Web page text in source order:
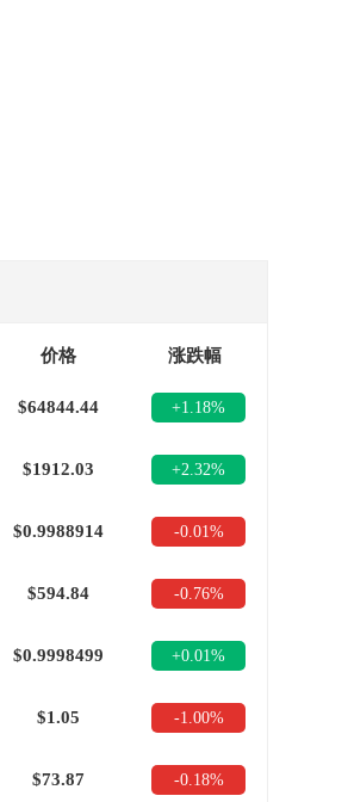
价格 涨跌幅
$64844.44 +1.18%
$1912.03 +2.32%
$0.9988914 -0.01%
$594.84 -0.76%
$0.9998499 +0.01%
$1.05 -1.00%
$73.87 -0.18%